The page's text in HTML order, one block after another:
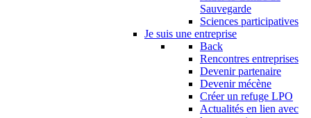
Sauvegarde
Sciences participatives
Je suis une entreprise
Back
Rencontres entreprises
Devenir partenaire
Devenir mécène
Créer un refuge LPO
Actualités en lien avec